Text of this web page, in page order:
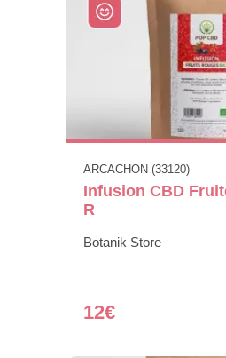
ARCACHON (33120)
Infusion CBD
R
Botanik Store
12€